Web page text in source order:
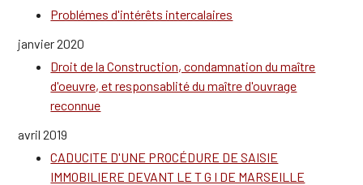
Problémes d'intérêts intercalaires
janvier 2020
Droit de la Construction, condamnation du maître
d'oeuvre, et responsablité du maître d'ouvrage
reconnue
avril 2019
CADUCITE D'UNE PROCÉDURE DE SAISIE
IMMOBILIERE DEVANT LE T G I DE MARSEILLE